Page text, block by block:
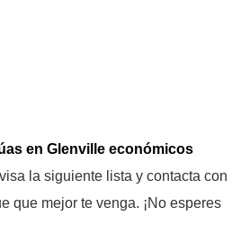
en Glenville económicos
la siguiente lista y contacta con
que mejor te venga. ¡No esperes